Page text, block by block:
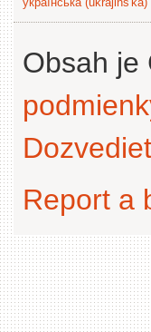
Obsah je
Report a